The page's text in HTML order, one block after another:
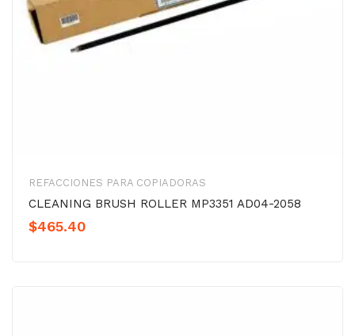
REFACCIONES PARA COPIADORAS
CLEANING BRUSH ROLLER MP3351 AD04-2058
$465.40